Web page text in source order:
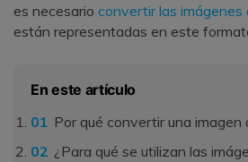
es necesario convertir las imágenes
están representadas en este
En este artículo
Por qué convertir una imagen
¿Para qué se utilizan las